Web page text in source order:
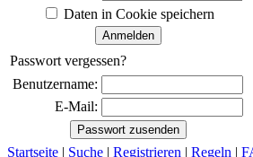
Daten in Cookie speichern
Passwort vergessen?
Benutzername:
E-Mail:
Startseite | Suche | Registrieren | Regeln |